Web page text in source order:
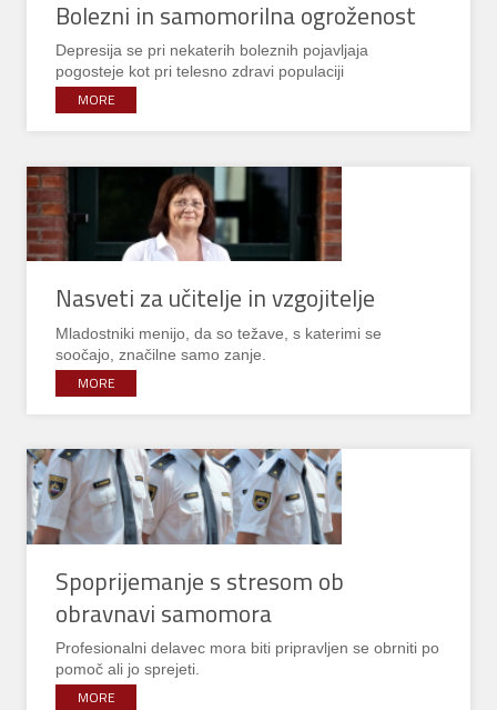
Bolezni in samomorilna ogroženost
Depresija se pri nekaterih boleznih pojavljaja
pogosteje kot pri telesno zdravi populaciji
MORE
Nasveti za učitelje in vzgojitelje
Mladostniki menijo, da so težave, s katerimi se
soočajo, značilne samo zanje.
MORE
Spoprijemanje s stresom ob
obravnavi samomora
Profesionalni delavec mora biti pripravljen se obrniti po
pomoč ali jo sprejeti.
MORE